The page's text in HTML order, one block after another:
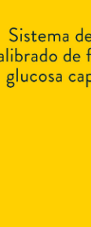
Diag.de